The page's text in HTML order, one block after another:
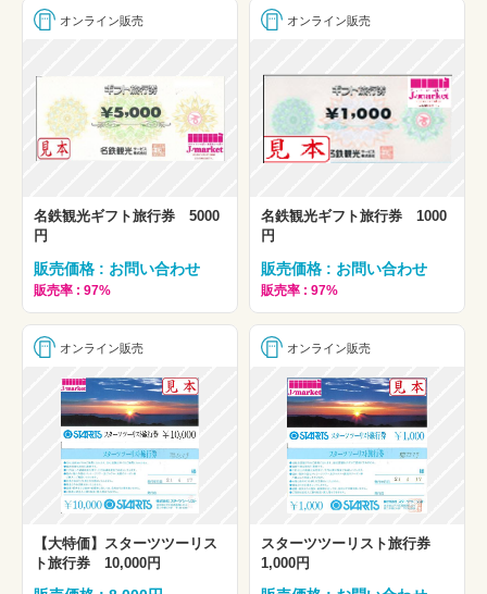
オンライン販売
名鉄観光ギフト旅行券 5000
円
販売価格 : お問い合わせ
販売率 : 97%
オンライン販売
名鉄観光ギフト旅行券 1000
円
販売価格 : お問い合わせ
販売率 : 97%
オンライン販売
【大特価】スターツツーリス
ト旅行券 10,000円
オンライン販売
スターツツーリスト旅行券
1,000円